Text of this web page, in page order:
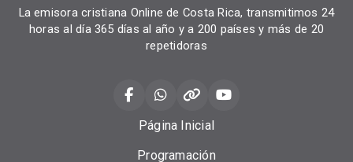
La emisora cristiana Online de Costa Rica, transmitimos 24
horas al día 365 días al año y a 200 países y más de 20
repetidoras
Página Inicial
Programación